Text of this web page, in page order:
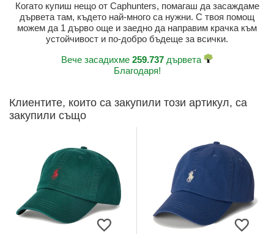
Когато купиш нещо от Caphunters, помагаш да засаждаме
дървета там, където най-много са нужни. С твоя помощ
можем да 1 дърво още и заедно да направим крачка към
устойчивост и по-добро бъдеще за всички.
Вече засадихме 259.737 дървета
Благодаря!
Клиентите, които са закупили този артикул, са
закупили също